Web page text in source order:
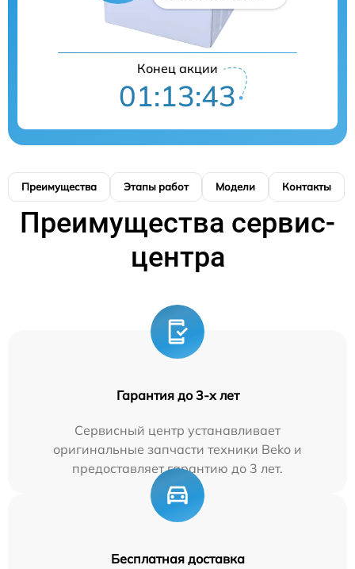
Конец акции
01:13:42
Преимущества Этапы работ Модели Контакты
Преимущества сервис-
центра
Гарантия до 3-х лет
Сервисный центр устанавливает
оригинальные запчасти техники Beko и
предоставляет гарантию до 3 лет.
Бесплатная доставка